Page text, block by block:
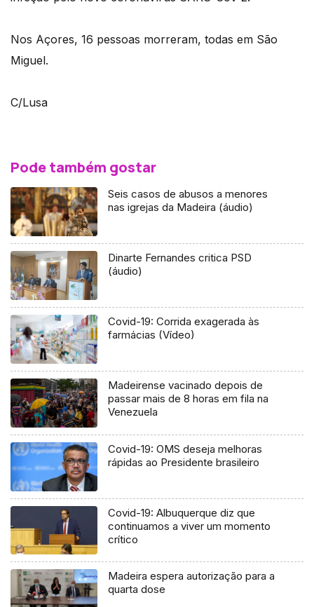
Nos Açores, 16 pessoas morreram, todas em São
Miguel.
C/Lusa
Pode também gostar
Seis casos de abusos a menores
nas igrejas da Madeira (áudio)
Dinarte Fernandes critica PSD
(áudio)
Covid-19: Corrida exagerada às
farmácias (Vídeo)
Madeirense vacinado depois de
passar mais de 8 horas em fila na
Venezuela
Covid-19: OMS deseja melhoras
rápidas ao Presidente brasileiro
Covid-19: Albuquerque diz que
continuamos a viver um momento
crítico
Madeira espera autorização para a
quarta dose